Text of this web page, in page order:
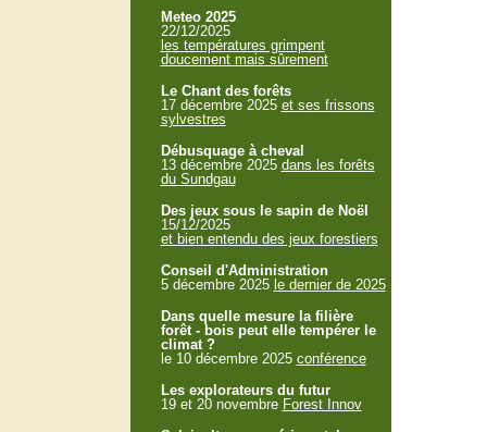
Meteo 2025
22/12/2025
les températures grimpent
doucement mais sûrement
Le Chant des forêts
17 décembre 2025 et ses frissons
sylvestres
Débusquage à cheval
13 décembre 2025 dans les forêts
du Sundgau
Des jeux sous le sapin de Noël
15/12/2025
et bien entendu des jeux forestiers
Conseil d'Administration
5 décembre 2025 le dernier de 2025
Dans quelle mesure la filière
forêt - bois peut elle tempérer le
climat ?
le 10 décembre 2025 conférence
Les explorateurs du futur
19 et 20 novembre Forest Innov